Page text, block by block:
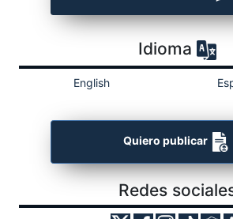
Idioma
English
Quiero publicar
Redes